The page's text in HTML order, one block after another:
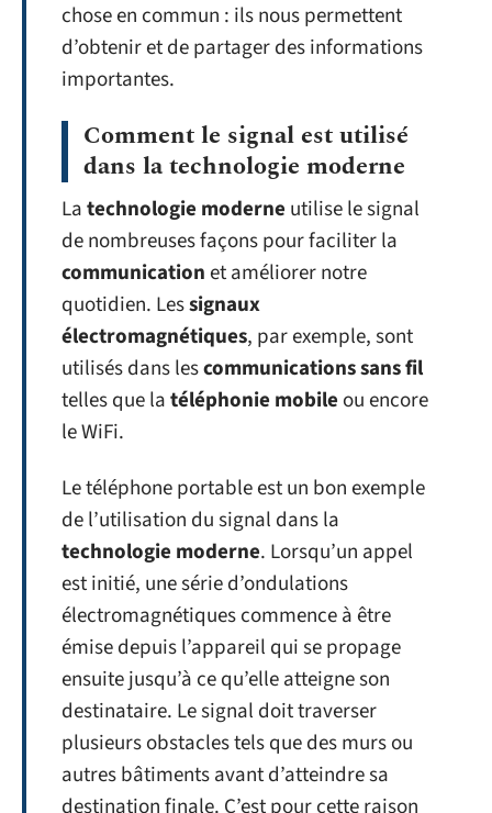
chose en commun : ils nous permettent
d’obtenir et de partager des informations
importantes.
Comment le signal est utilisé
dans la technologie moderne
Latechnologie moderne utilise le signal
de nombreuses façons pour faciliter la
communicationet améliorer notre
quotidien. Lessignaux
électromagnétiques, par exemple, sont
utilisés dans lescommunications sans fil
telles que latéléphonie mobile ou encore
le WiFi.
Le téléphone portable est un bon exemple
de l’utilisation du signal dans la
technologie moderne. Lorsqu’un appel
est initié, une série d’ondulations
électromagnétiques commence à être
émise depuis l’appareil qui se propage
ensuite jusqu’à ce qu’elle atteigne son
destinataire. Le signal doit traverser
plusieurs obstacles tels que des murs ou
autres bâtiments avant d’atteindre sa
destination finale. C’est pour cette raison